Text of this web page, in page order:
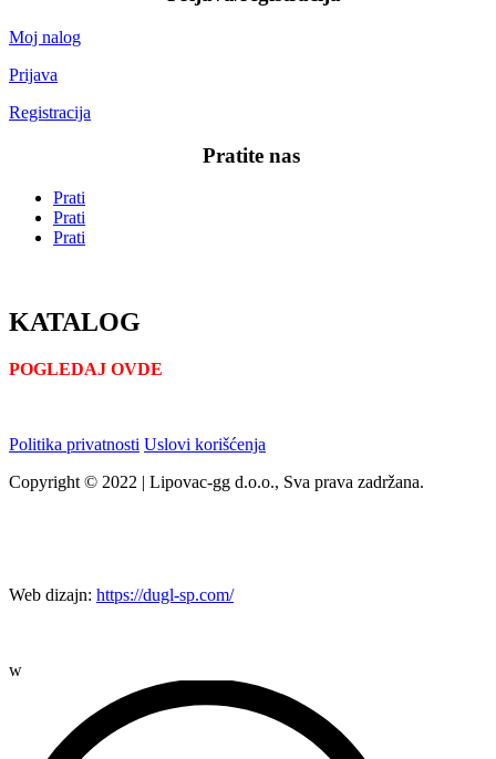
Moj nalog
Prijava
Registracija
Pratite nas
Prati
Prati
Prati
KATALOG
POGLEDAJ OVDE
Politika privatnosti Uslovi korišćenja
Copyright © 2022 | Lipovac-gg d.o.o., Sva prava zadržana.
Web dizajn: https://dugl-sp.com/
w